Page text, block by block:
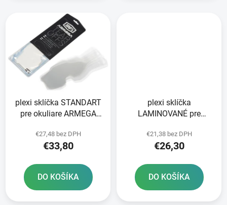
plexi sklíčka STANDART
pre okuliare ARMEGA
číre
€27,48 bez DPH
€33,80
DO KOŠÍKA
plexi sklíčka
LAMINOVANÉ pre
2X7 vrstiev v balení číre
€21,38 bez DPH
€26,30
DO KOŠÍKA